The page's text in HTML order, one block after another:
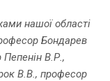
нашої області
Бондарев
В.Р.,
В.В., професор